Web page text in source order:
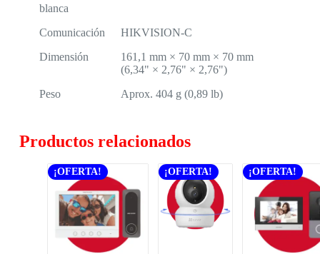
blanca
Comunicación
HIKVISION-C
Dimensión
161,1 mm × 70 mm × 70 mm
(6,34" × 2,76" × 2,76")
Peso
Aprox. 404 g (0,89 lb)
Productos relacionados
¡OFERTA! ¡OFERTA! ¡OFERTA!